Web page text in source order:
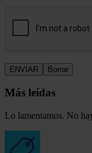
Más leídas
Lo lamentamos. No